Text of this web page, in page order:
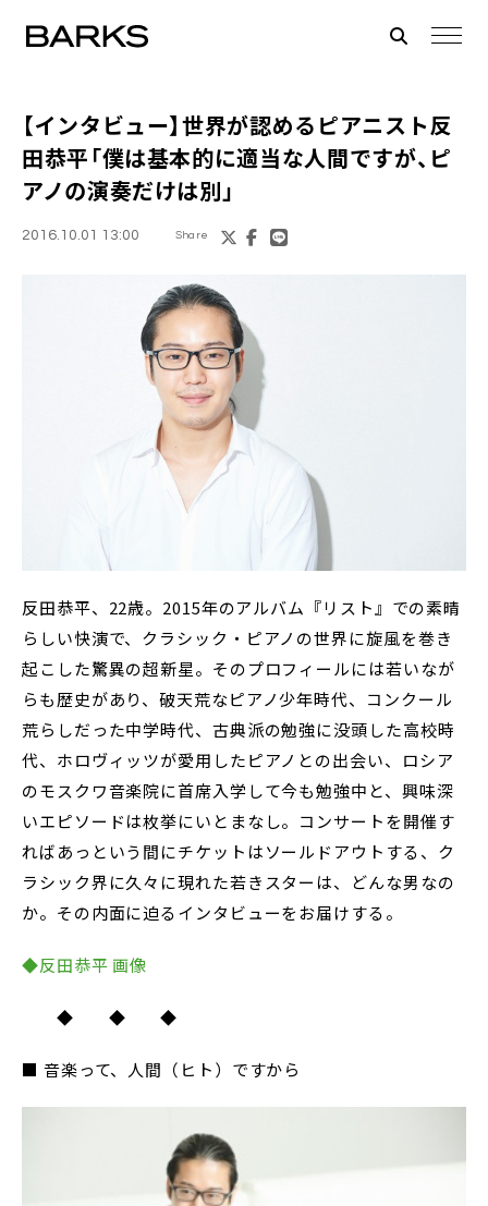
【インタビュー】世界が認めるピアニスト反
田恭平 「僕は基本的に適当な人間ですが、ピ
アノの演奏だけは別」
2016.10.01 13:00 Share
反田恭平、22歳。2015年のアルバム『リスト』での素晴
らしい快演で、クラシック・ピアノの世界に旋風を巻き
起こした驚異の超新星。そのプロフィールには若いなが
らも歴史があり、破天荒なピアノ少年時代、コンクール
荒らしだった中学時代、古典派の勉強に没頭した高校時
代、ホロヴィッツが愛用したピアノとの出会い、ロシア
のモスクワ音楽院に首席入学して今も勉強中と、興味深
いエピソードは枚挙にいとまなし。コンサートを開催す
ればあっという間にチケットはソールドアウトする、ク
ラシック界に久々に現れた若きスターは、どんな男なの
か。その内面に迫るインタビューをお届けする。
◆反田恭平 画像
◆ ◆ ◆
■ 音楽って、人間（ヒト）ですから